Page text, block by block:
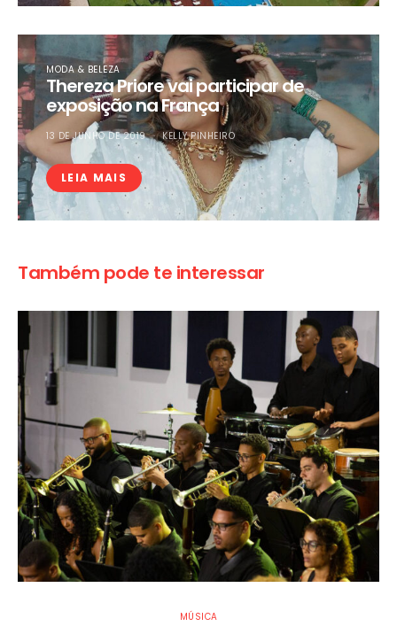
MODA & BELEZA
Thereza Priore vai participar de
exposição na França
13 DE JUNHO DE 2019 KELLY PINHEIRO
LEIA MAIS
Também pode te interessar
MÚSICA